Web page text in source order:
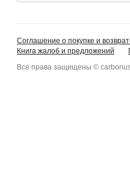
Соглашение о покупке и
Книга жалоб и предложений
Все права защищены ©